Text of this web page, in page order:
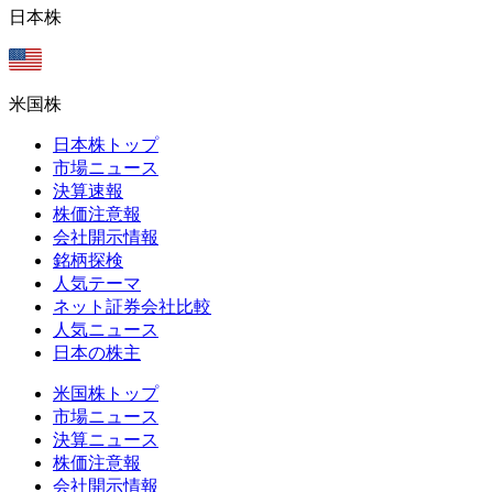
日本株
米国株
日本株トップ
市場ニュース
決算速報
株価注意報
会社開示情報
銘柄探検
人気テーマ
ネット証券会社比較
人気ニュース
日本の株主
米国株トップ
市場ニュース
決算ニュース
株価注意報
会社開示情報